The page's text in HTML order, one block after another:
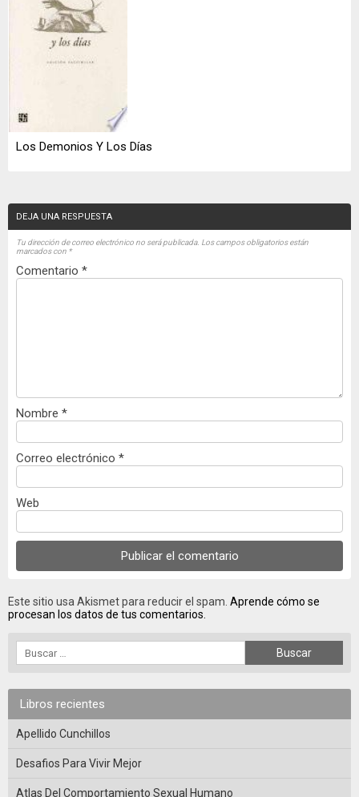
Los Demonios Y Los Días
DEJA UNA RESPUESTA
Tu dirección de correo electrónico no será publicada. Los campos obligatorios están
marcados con *
Comentario *
Nombre *
Correo electrónico *
Web
Este sitio usa Akismet para reducir el spam. Aprende cómo se
procesan los datos de tus comentarios.
Libros recientes
Apellido Cunchillos
Desafios Para Vivir Mejor
Atlas Del Comportamiento Sexual Humano